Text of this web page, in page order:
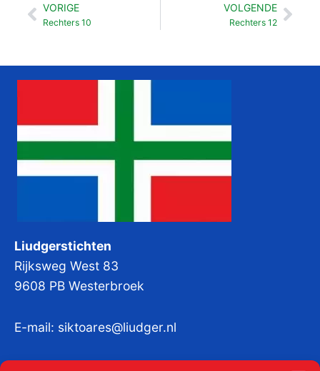
Vorige
VORIGE
Rechters 10
VOLGENDE
Rechters 12
Liudgerstichten
Rijksweg West 83
9608 PB Westerbroek
E-mail: siktoares@liudger.nl